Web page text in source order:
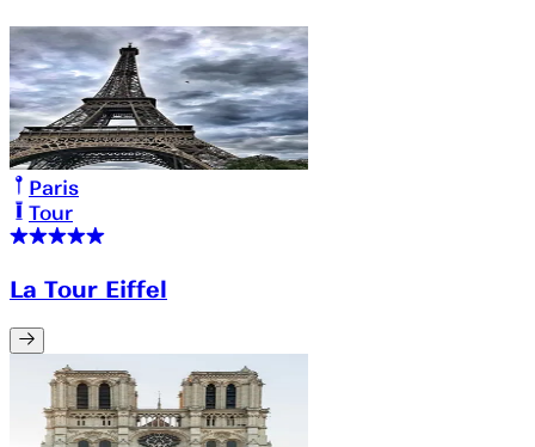
Paris
Tour
La Tour Eiffel